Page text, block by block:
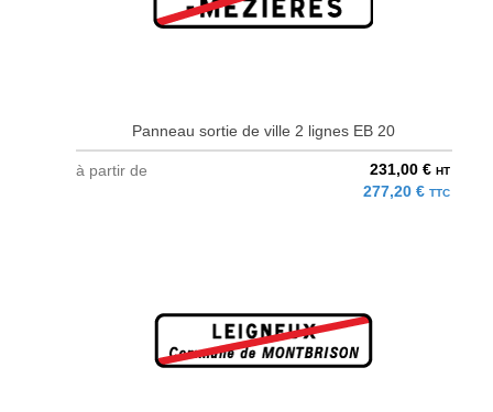
Panneau sortie de ville 2 lignes EB 20
à partir de 231,00 € HT
277,20 € TTC